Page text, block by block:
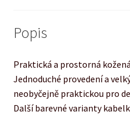
Popis
Praktická a prostorná
Jednoduché provedení a
neobyčejně praktickou pro
Další barevné varianty